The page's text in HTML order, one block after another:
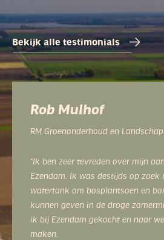
Bekijk alle testimonials
Rob Mulhof
RM Groenonderhoud en
“Ik ben zeer tevreden over mijn
Ezendam. Ik was destijds op zoek
watertank om bosplantsoen en
kunnen geven in de droge
ik bij Ezendam gekocht en naar
maken.